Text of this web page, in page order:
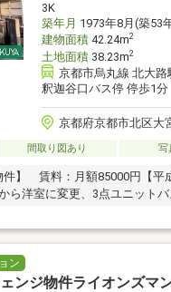
3K
築年月 1973年8月(築53
建物面積42.24m2
土地面積38.23m2
京都市烏丸線 北大
釈迦谷口バス停 停歩1分
京都府京都市北区大
間取り図あり 写
件】 賃料：月額85000円【平
ら洋室に変更、3点ユニットバ
ン
ンジ物件ライオンズマ